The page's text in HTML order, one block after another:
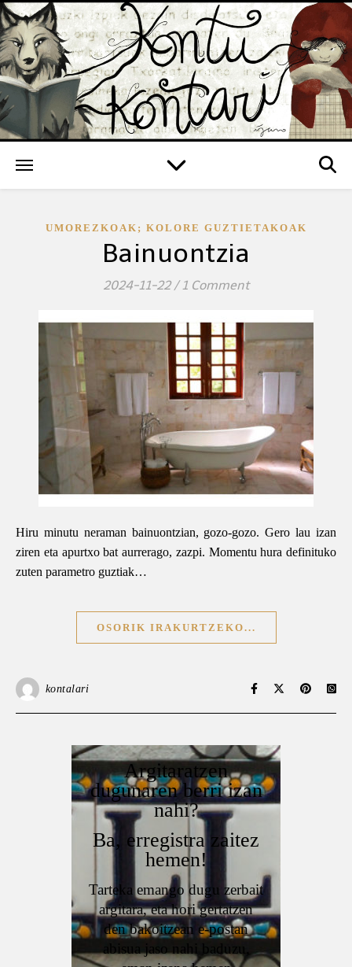
UMOREZKOAK; KOLORE GUZTIETAKOAK
Bainuontzia
2024-11-22 / 1 Comment
Hiru minutu neraman bainuontzian, gozo-gozo. Gero lau izan
ziren eta apurtxo bat aurrerago, zazpi. Momentu hura definituko
zuten parametro guztiak…
OSORIK IRAKURTZEKO...
kontalari
Argitaratzen
dugunaren berri izan
nahi?
Ba, erregistra zaitez
hemen!
Tarteka emango dugu zerbait
argitara, eta hori gertatzen
den bakoitzean e-postan
abisua jaso nahi baduzu,